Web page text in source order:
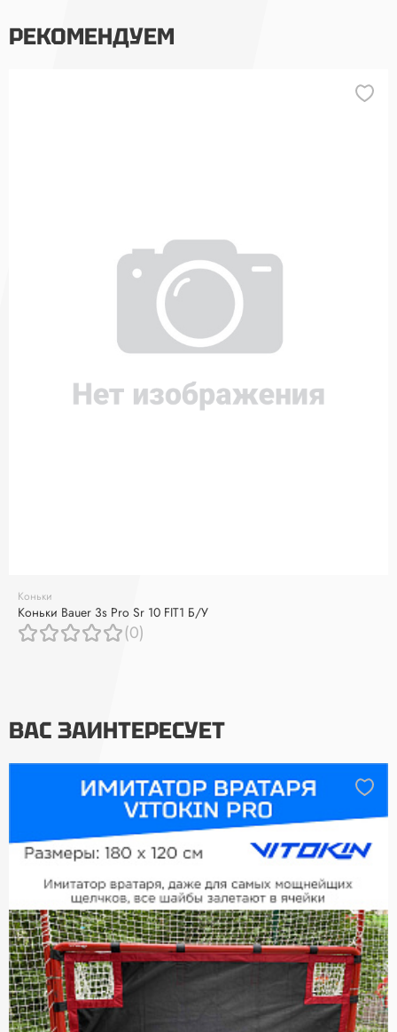
РЕКОМЕНДУЕМ
Коньки
Коньки Bauer 3s Pro Sr 10 FIT1 Б/У
(0)
ВАС ЗАИНТЕРЕСУЕТ